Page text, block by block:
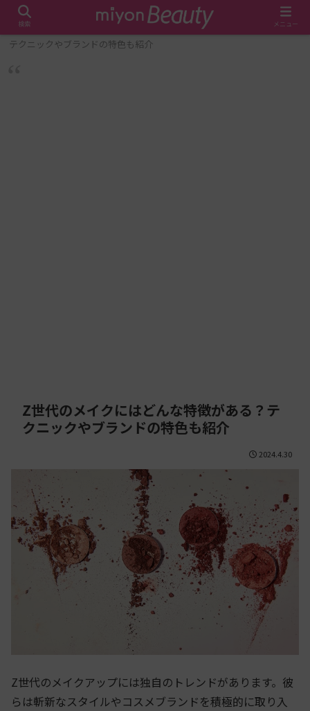
ホーム
Z世代のメイクにはどんな特徴がある？
テクニックやブランドの特色も紹介
Z世代のメイクにはどんな特徴がある？テ
クニックやブランドの特色も紹介
2024.4.30
Z世代のメイクアップには独自のトレンドがあります。彼
らは斬新なスタイルやコスメブランドを積極的に取り入
検索 メニュー